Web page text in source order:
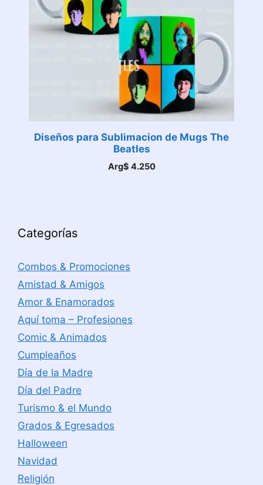
Diseños para Sublimacion de Mugs The
Beatles
Arg$ 4.250
Categorías
Combos & Promociones
Amistad & Amigos
Amor & Enamorados
Aquí toma – Profesiones
Comic & Animados
Cumpleaños
Día de la Madre
Día del Padre
Turismo & el Mundo
Grados & Egresados
Halloween
Navidad
Religión